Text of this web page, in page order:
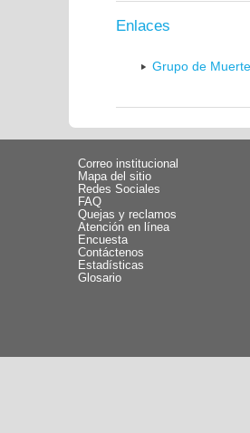
Enlaces
Grupo de
Correo institucional
Mapa del sitio
Redes Sociales
FAQ
Quejas y reclamos
Atención en línea
Encuesta
Contáctenos
Estadísticas
Glosario